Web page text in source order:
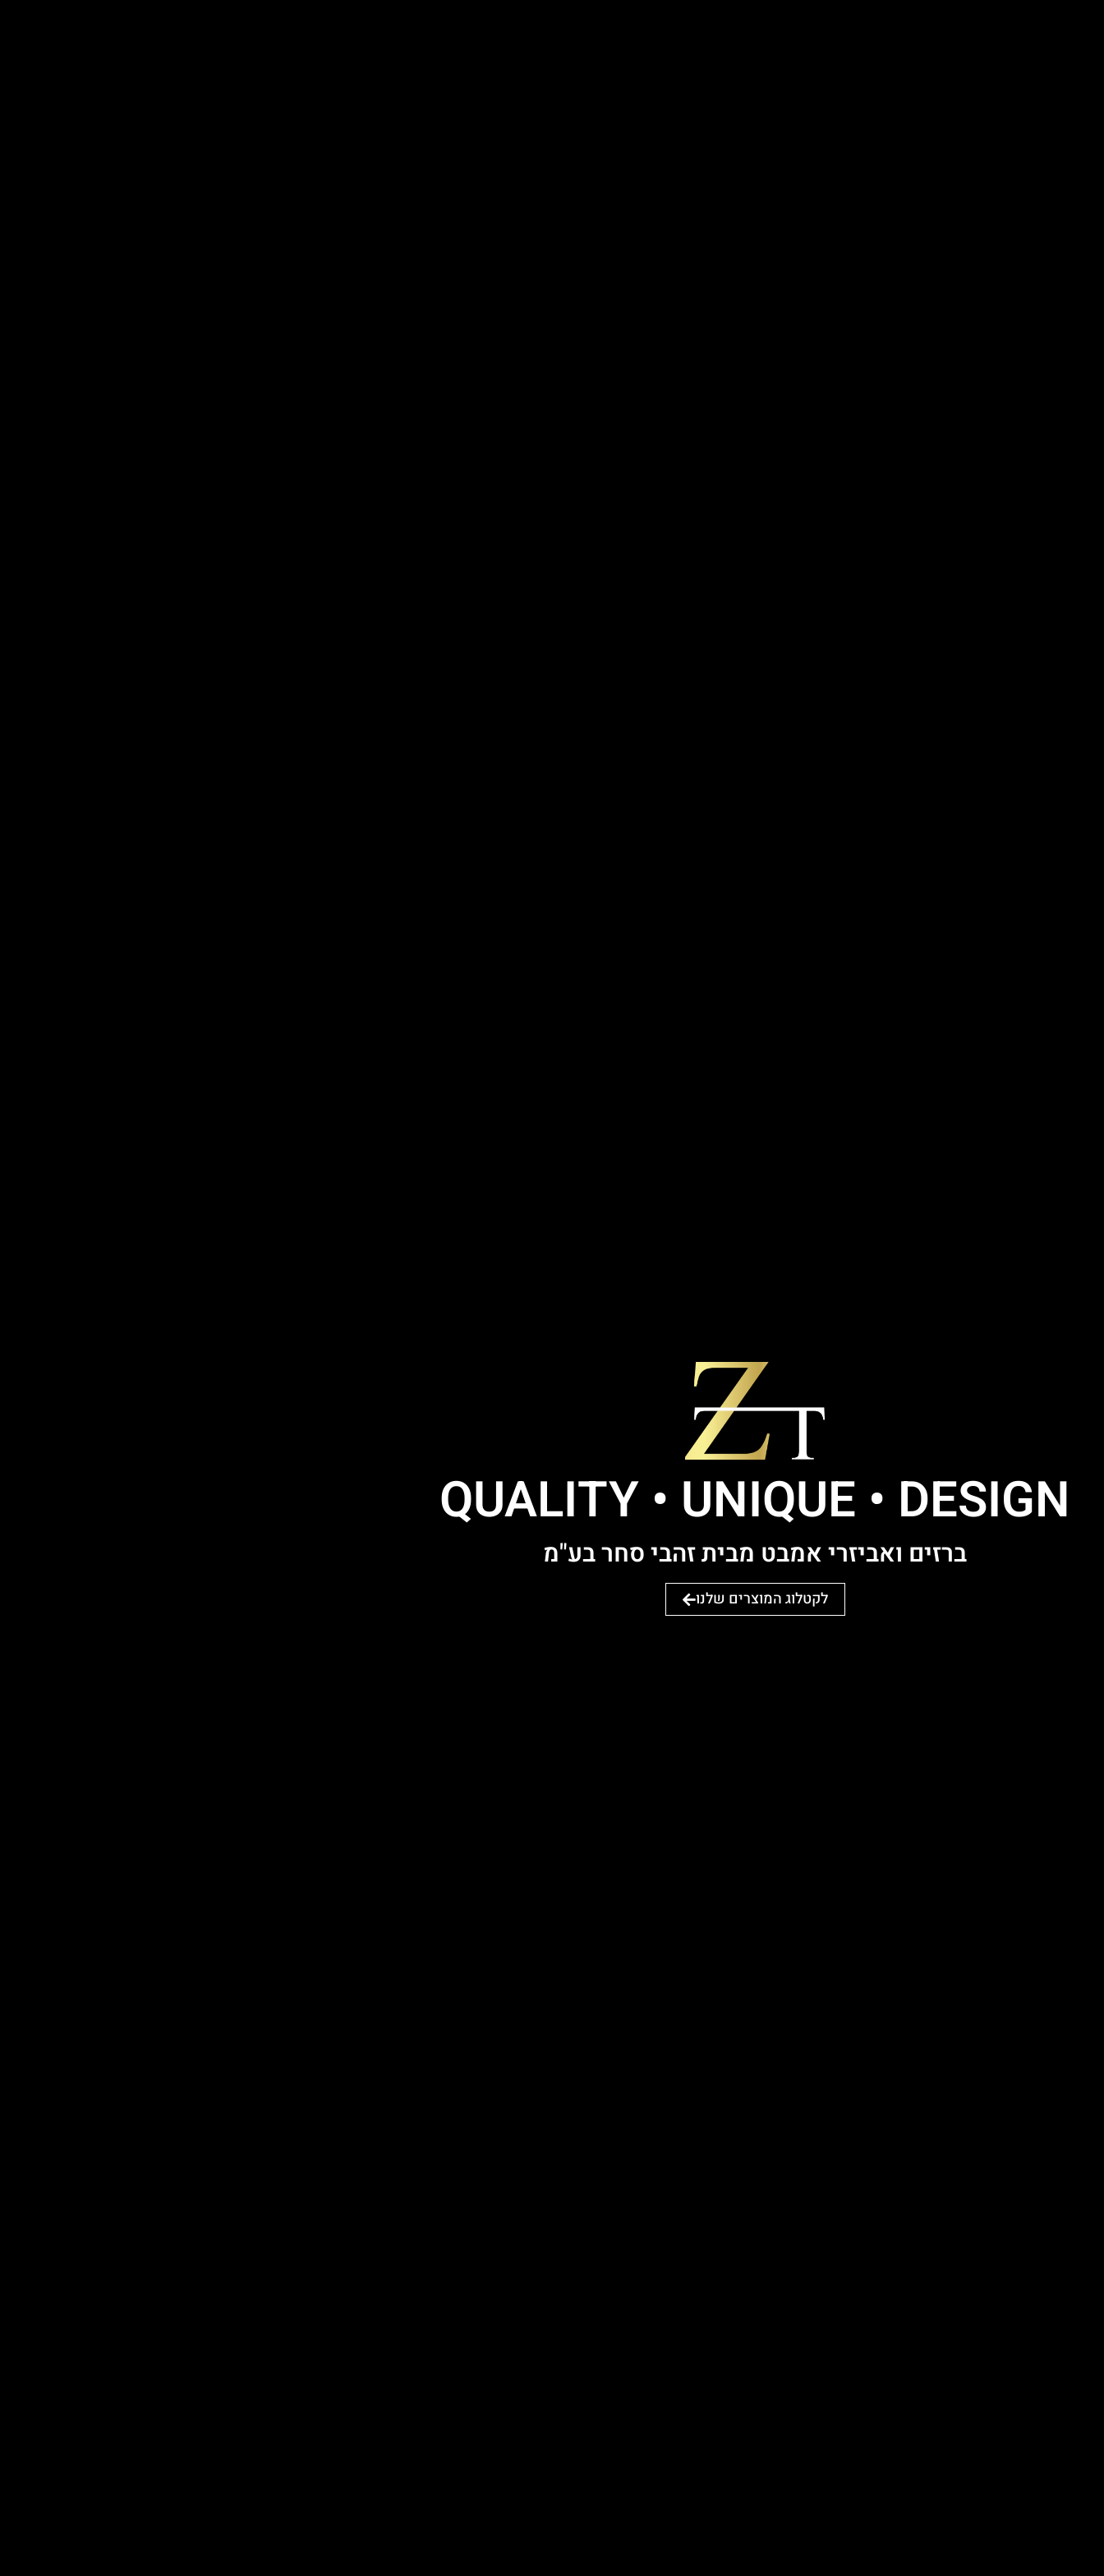
QUALITY • UNIQUE ּ• DESIGN
ברזים ואביזרי אמבט מבית זהבי סחר בע"מ
לקטלוג המוצרים שלנו